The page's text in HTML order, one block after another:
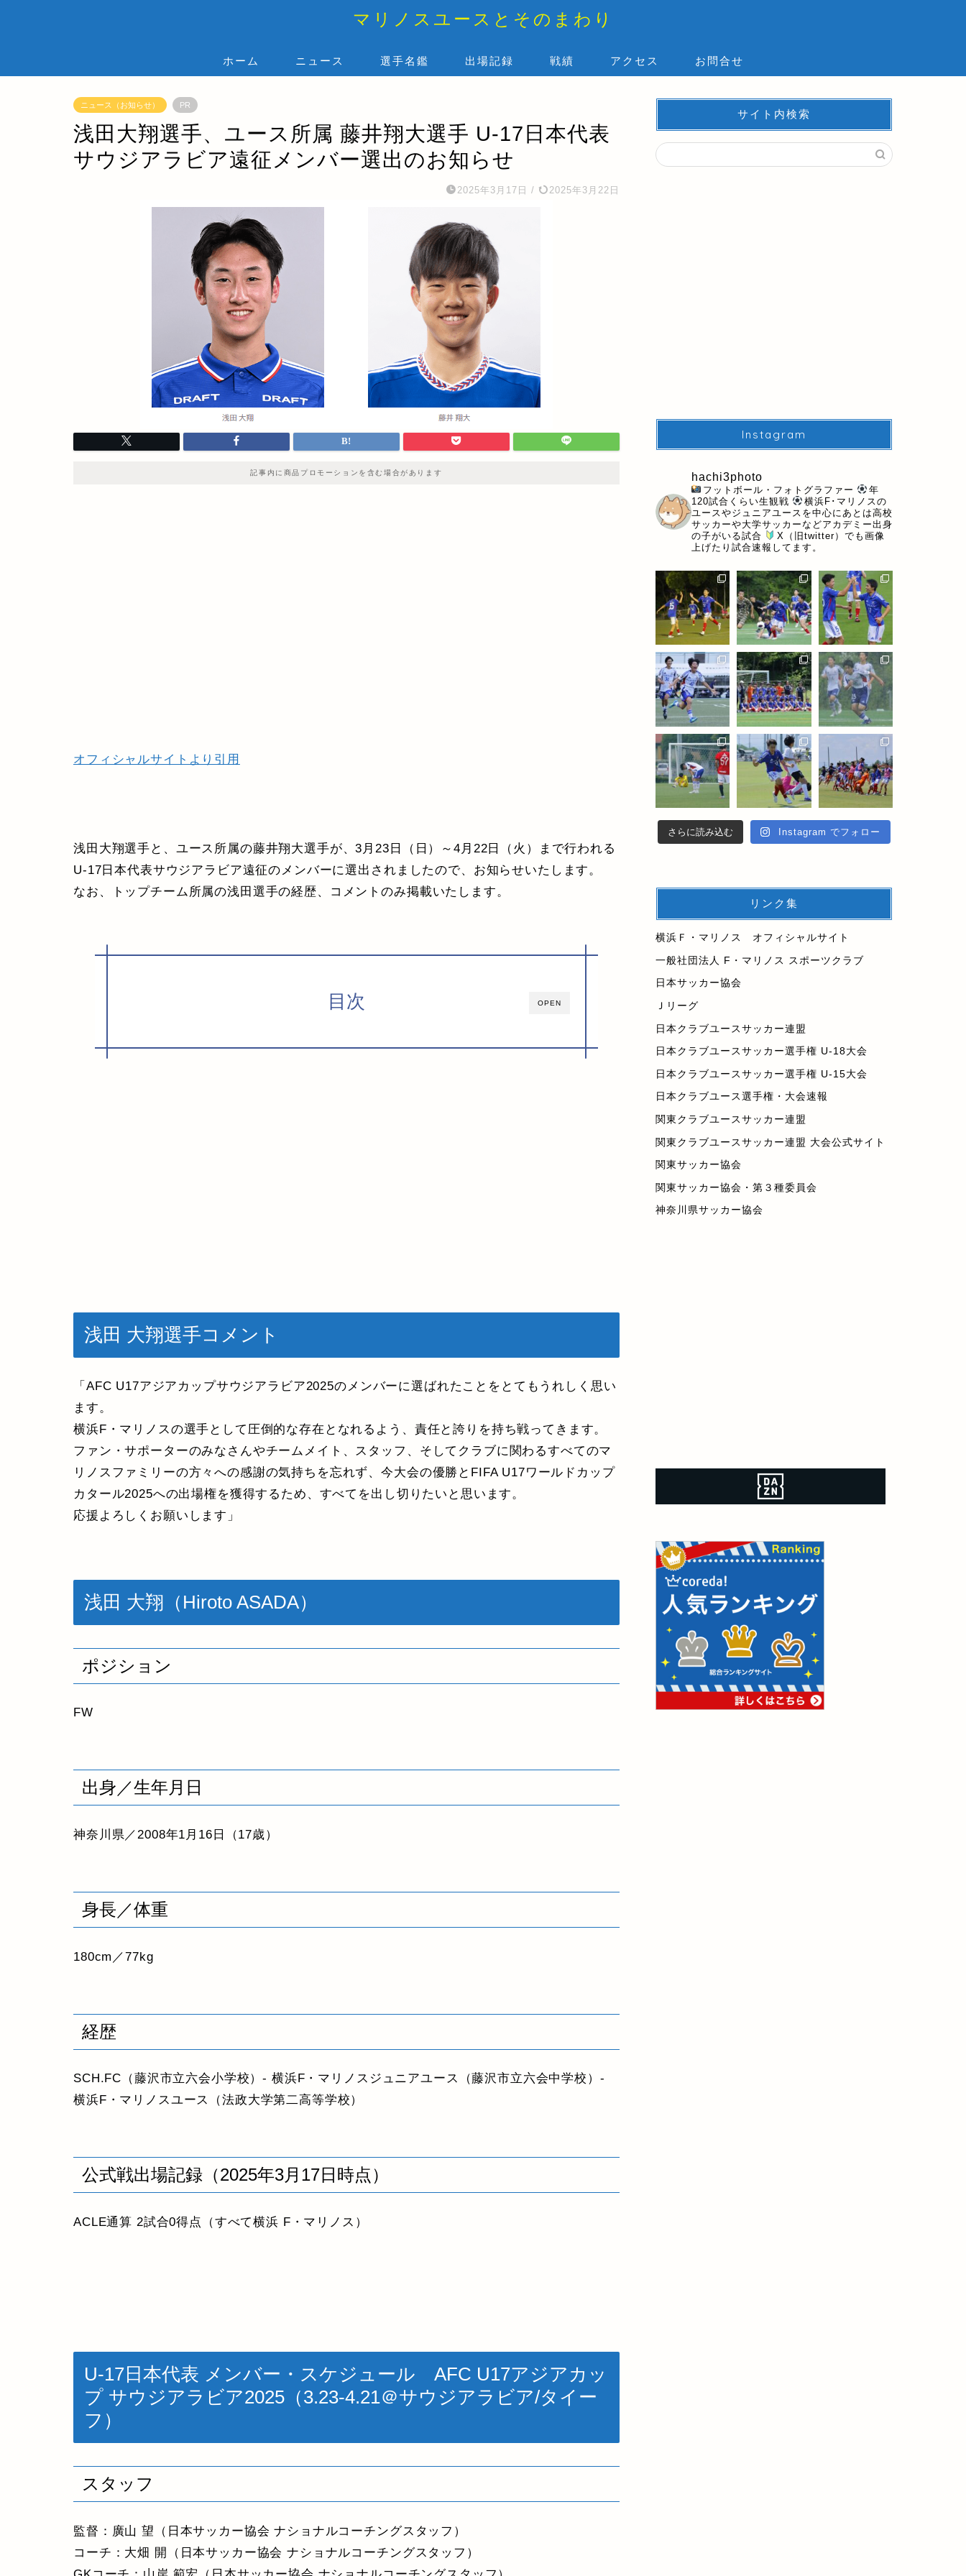
マリノスユースとそのまわり
ホーム ニュース 選手名鑑 出場記録 戦績 アクセス お問合せ
ニュース（お知らせ） PR
浅田大翔選手、ユース所属 藤井翔大選手 U-17日本代表
サウジアラビア遠征メンバー選出のお知らせ
2025年3月17日 / 2025年3月22日
記事内に商品プロモーションを含む場合があります
オフィシャルサイトより引用
浅田大翔選手と、ユース所属の藤井翔大選手が、3月23日（日）～4月22日（火）まで行われる
U-17日本代表サウジアラビア遠征のメンバーに選出されましたので、お知らせいたします。
なお、トップチーム所属の浅田選手の経歴、コメントのみ掲載いたします。
OPEN
目次
浅田 大翔選手コメント
「AFC U17アジアカップサウジアラビア2025のメンバーに選ばれたことをとてもうれしく思い
ます。
横浜F・マリノスの選手として圧倒的な存在となれるよう、責任と誇りを持ち戦ってきます。
ファン・サポーターのみなさんやチームメイト、スタッフ、そしてクラブに関わるすべてのマ
リノスファミリーの方々への感謝の気持ちを忘れず、今大会の優勝とFIFA U17ワールドカップ
カタール2025への出場権を獲得するため、すべてを出し切りたいと思います。
応援よろしくお願いします」
浅田 大翔（Hiroto ASADA）
ポジション
FW
出身／生年月日
神奈川県／2008年1月16日（17歳）
身長／体重
180cm／77kg
経歴
SCH.FC（藤沢市立六会小学校）- 横浜F・マリノスジュニアユース（藤沢市立六会中学校）-
横浜F・マリノスユース（法政大学第二高等学校）
公式戦出場記録（2025年3月17日時点）
ACLE通算 2試合0得点（すべて横浜 F・マリノス）
U-17日本代表 メンバー・スケジュール AFC U17アジアカッ
プ サウジアラビア2025（3.23-4.21＠サウジアラビア/タイー
フ）
スタッフ
監督：廣山 望（日本サッカー協会 ナショナルコーチングスタッフ）
コーチ：大畑 開（日本サッカー協会 ナショナルコーチングスタッフ）
サイト内検索
Instagram
hachi3photo
フットボール・フォトグラファー
年
120試合くらい生観戦
横浜F･マリノスの
ユースやジュニアユースを中心にあとは高校
サッカーや大学サッカーなどアカデミー出身
の子がいる試合
X（旧twitter）でも画像
上げたり試合速報してます。
さらに読み込む Instagram でフォロー
リンク集
横浜Ｆ・マリノス オフィシャルサイト
一般社団法人 F・マリノス スポーツクラブ
日本サッカー協会
Ｊリーグ
日本クラブユースサッカー連盟
日本クラブユースサッカー選手権 U-18大会
日本クラブユースサッカー選手権 U-15大会
日本クラブユース選手権・大会速報
関東クラブユースサッカー連盟
関東クラブユースサッカー連盟 大会公式サイト
関東サッカー協会
関東サッカー協会・第３種委員会
神奈川県サッカー協会